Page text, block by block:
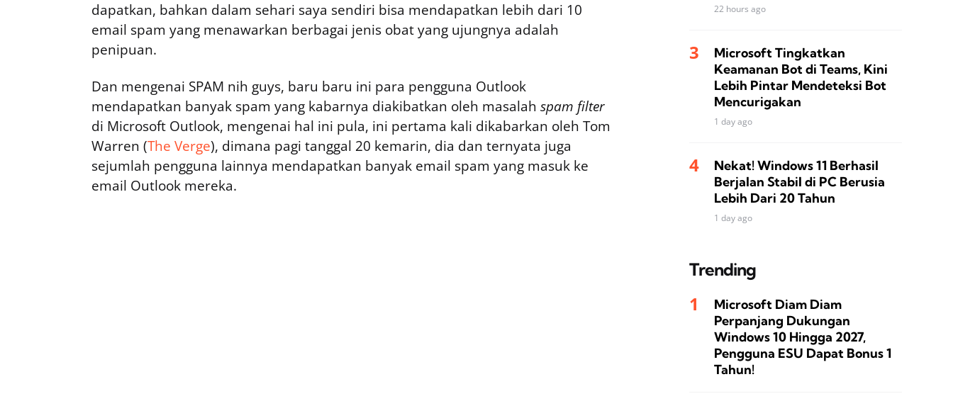
dapatkan, bahkan dalam sehari saya sendiri bisa mendapatkan lebih dari 10
email spam yang menawarkan berbagai jenis obat yang ujungnya adalah
penipuan.
Dan mengenai SPAM nih guys, baru baru ini para pengguna Outlook
mendapatkan banyak spam yang kabarnya diakibatkan oleh masalah spam filter
di Microsoft Outlook, mengenai hal ini pula, ini pertama kali dikabarkan oleh Tom
Warren (The Verge), dimana pagi tanggal 20 kemarin, dia dan ternyata juga
sejumlah pengguna lainnya mendapatkan banyak email spam yang masuk ke
email Outlook mereka.
22 hours ago
Microsoft Tingkatkan
Keamanan Bot di Teams, Kini
Lebih Pintar Mendeteksi Bot
Mencurigakan
1 day ago
Nekat! Windows 11 Berhasil
Berjalan Stabil di PC Berusia
Lebih Dari 20 Tahun
1 day ago
Trending
Microsoft Diam Diam
Perpanjang Dukungan
Windows 10 Hingga 2027,
Pengguna ESU Dapat Bonus 1
Tahun!